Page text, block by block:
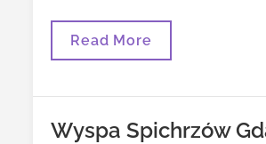
Agencja
Read More
Wyspa Spichrzów